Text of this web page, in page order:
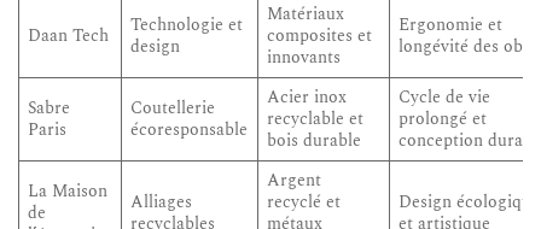
Daan Tech
Technologie et
design
Matériaux
composites et
innovants
Ergonomie et
longévité des
Sabre
Paris
Coutellerie
écoresponsable
Acier inox
recyclable et
bois durable
Cycle de vie
prolongé et
conception
La Maison
de
Alliages
Argent
recyclé et
Design écologique